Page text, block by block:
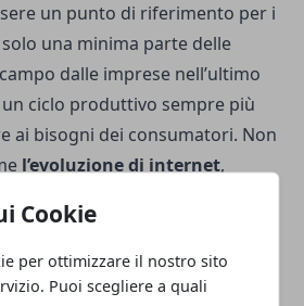
Cookie
per ottimizzare il nostro sito
Puoi scegliere a quali
un punto di riferimento per i
una minima parte delle
dalle imprese nell’ultimo
ciclo produttivo sempre più
ai bisogni dei consumatori. Non
l’evoluzione di internet,
e sulle necessità attuali.
alcune tendenze riusciranno a
come ilmodello produttivo